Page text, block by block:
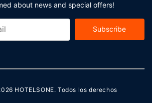
about news and special offers!
Subscribe
HOTELSONE. Todos los derechos